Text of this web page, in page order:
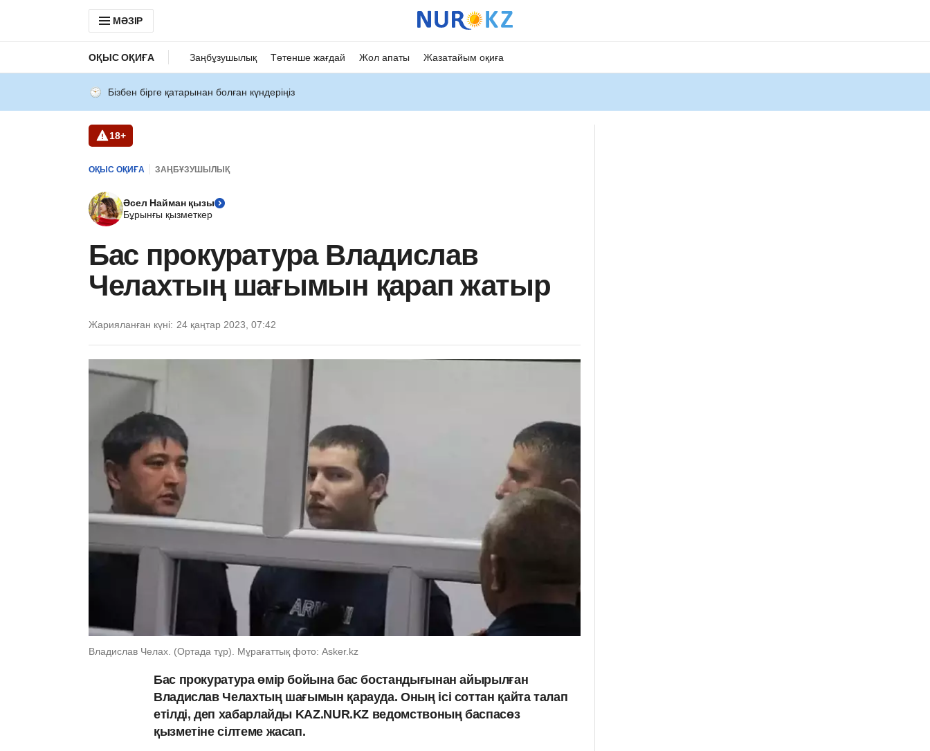
МӘЗІР
ОҚЫС ОҚИҒА Заңбұзушылық Төтенше жағдай Жол апаты Жазатайым оқиға
Бізбен бірге қатарынан болған күндеріңіз
18+
ОҚЫС ОҚИҒА ЗАҢБҰЗУШЫЛЫҚ
Әсел Найман қызы
Бұрынғы қызметкер
Бас прокуратура Владислав
Челахтың шағымын қарап жатыр
Жарияланған күні: 24 қаңтар 2023, 07:42
Владислав Челах. (Ортада тұр). Мұрағаттық фото: Asker.kz
Бас прокуратура өмір бойына бас бостандығынан айырылған
Владислав Челахтың шағымын қарауда. Оның ісі соттан қайта талап
етілді, деп хабарлайды KAZ.NUR.KZ ведомствоның баспасөз
қызметіне сілтеме жасап.